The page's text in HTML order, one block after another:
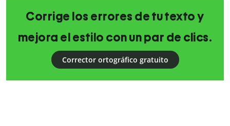
Corrige los errores de tu texto y
mejora el estilo con un par de clics.
Corrector ortográfico gratuito